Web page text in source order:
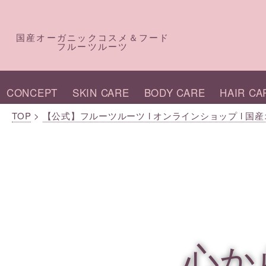
国産オーガニックコスメ＆フード
フルーツルーツ
CONCEPT SKIN CARE BODY CARE HAIR
TOP > 【公式】フルーツルーツ l オンラインショップ l 国